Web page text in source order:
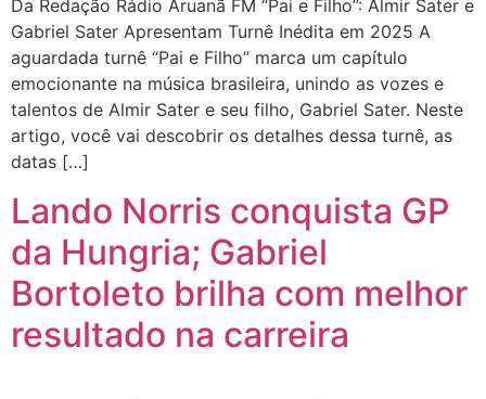
Da Redação Rádio Aruanã FM “Pai e Filho”: Almir Sater e
Gabriel Sater Apresentam Turnê Inédita em 2025 A
aguardada turnê “Pai e Filho” marca um capítulo
emocionante na música brasileira, unindo as vozes e
talentos de Almir Sater e seu filho, Gabriel Sater. Neste
artigo, você vai descobrir os detalhes dessa turnê, as
datas […]
Lando Norris conquista GP
da Hungria; Gabriel
Bortoleto brilha com melhor
resultado na carreira